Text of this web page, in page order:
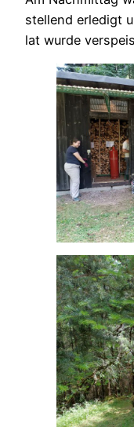
stel­lend erle­digt
lat wur­de